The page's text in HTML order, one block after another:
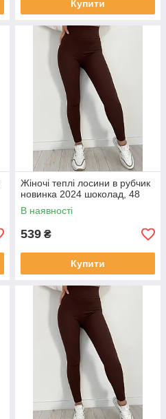
Купити
Жіночі теплі лосини в рубчик
новинка 2024 шоколад, 48
В наявності
539 ₴
Купити